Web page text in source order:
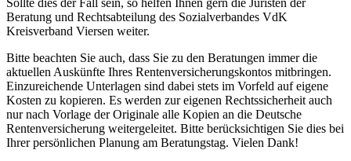
Beratung und Rechtsabteilung des Sozialverbandes VdK
Kreisverband Viersen weiter.
Bitte beachten Sie auch, dass Sie zu den Beratungen immer die
aktuellen Auskünfte Ihres Rentenversicherungskontos mitbringen.
Einzureichende Unterlagen sind dabei stets im Vorfeld auf eigene
Kosten zu kopieren. Es werden zur eigenen Rechtssicherheit auch
nur nach Vorlage der Originale alle Kopien an die Deutsche
Rentenversicherung weitergeleitet. Bitte berücksichtigen Sie dies bei
Ihrer persönlichen Planung am Beratungstag. Vielen Dank!